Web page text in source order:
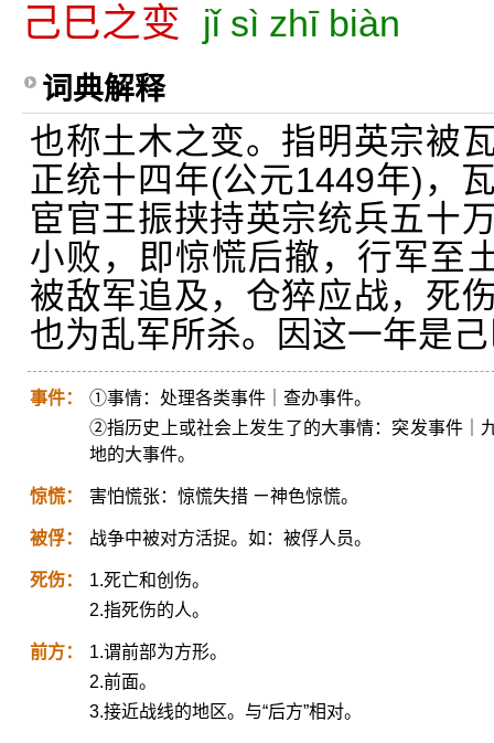
己巳之变 jǐ sì zhī biàn
词典解释
也称土木之变。指明英宗被
正统十四年(公元1449年)，
宦官王振挟持英宗统兵五十
小败，即惊慌后撤，行军至
被敌军追及，仓猝应战，死
也为乱军所杀。因这一年是
事件：
①事情：处理各类事件｜查办事件。
②指历史上或社会上发生了的大事情：突发事件｜
地的大事件。
惊慌： 害怕慌张：惊慌失措 ㄧ神色惊慌。
被俘： 战争中被对方活捉。如：被俘人员。
死伤：
1.死亡和创伤。
2.指死伤的人。
前方：
1.谓前部为方形。
2.前面。
3.接近战线的地区。与“后方”相对。